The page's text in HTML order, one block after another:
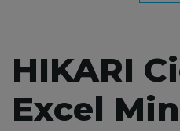
HIKARI
Excel